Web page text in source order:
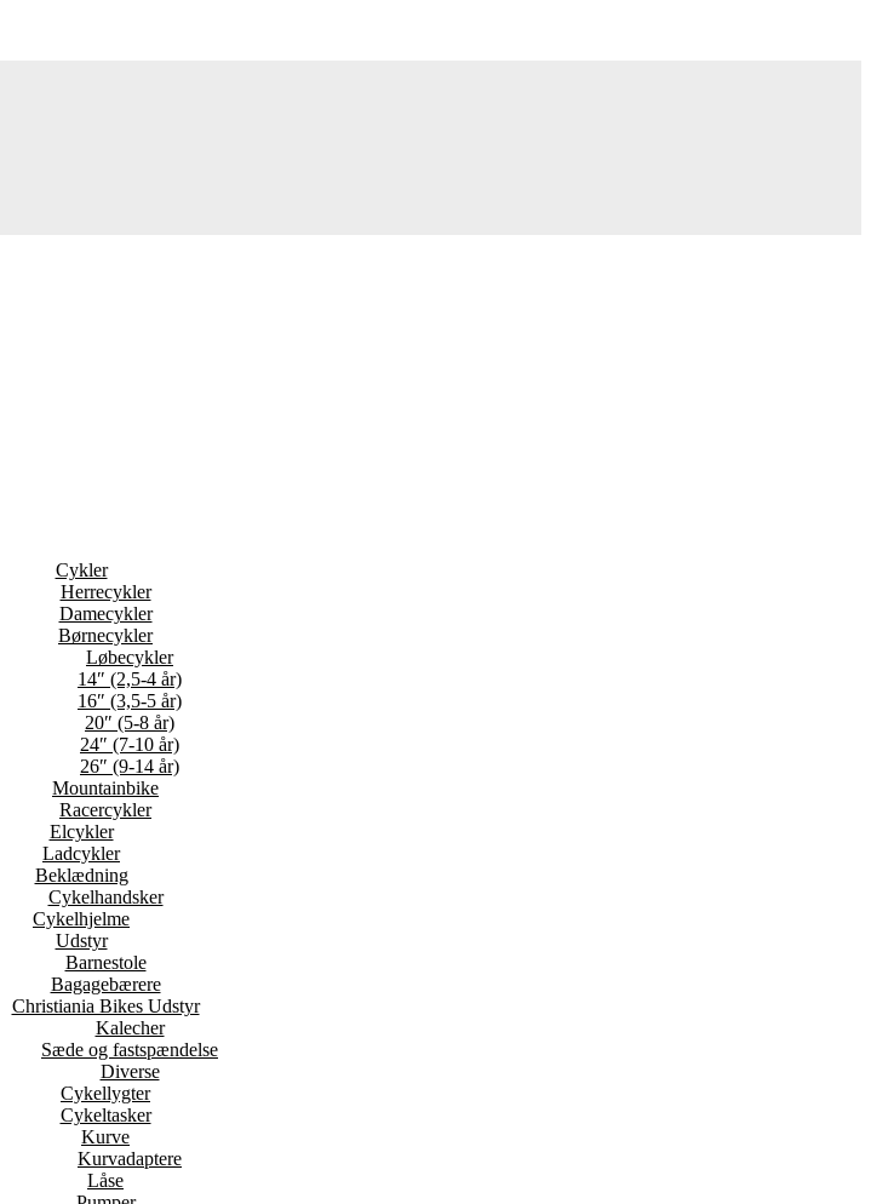
Cykler
Herrecykler
Damecykler
Børnecykler
Løbecykler
14″ (2,5-4 år)
16″ (3,5-5 år)
20″ (5-8 år)
24″ (7-10 år)
26″ (9-14 år)
Mountainbike
Racercykler
Elcykler
Ladcykler
Beklædning
Cykelhandsker
Cykelhjelme
Udstyr
Barnestole
Bagagebærere
Christiania Bikes Udstyr
Kalecher
Sæde og fastspændelse
Diverse
Cykellygter
Cykeltasker
Kurve
Kurvadaptere
Låse